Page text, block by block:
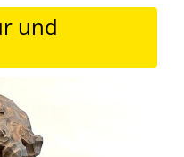
und